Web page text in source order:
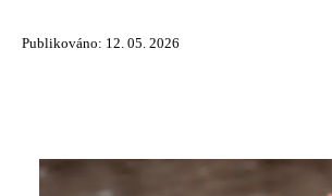
Publikováno: 12. 05. 2026